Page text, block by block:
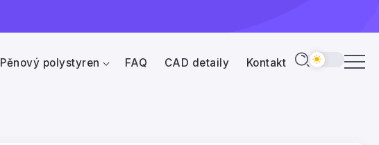
Pěnový polystyren FAQ CAD detaily Kontakt